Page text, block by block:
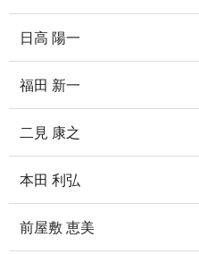
日高 陽一
福田 新一
二見 康之
本田 利弘
前屋敷 恵美